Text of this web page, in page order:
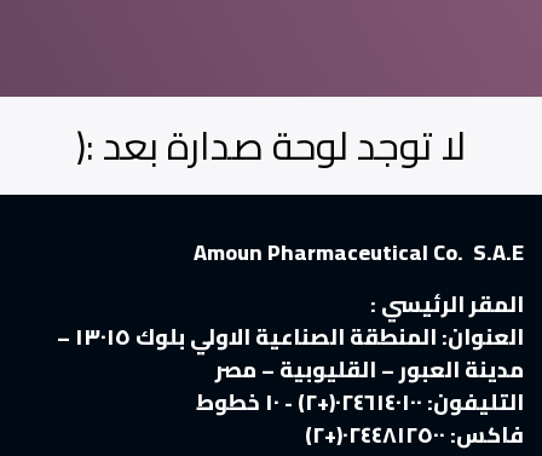
لا توجد لوحة صدارة بعد :(
Amoun Pharmaceutical Co. S.A.E
المقر الرئيسي :
العنوان:
المنطقة الصناعية الاولي بلوك ١٣٠١٥ –
مدينة العبور – القليوبية – مصر
التليفون:٠٢٤٦١٤٠١٠٠(+٢) - ١٠ خطوط
فاكس: